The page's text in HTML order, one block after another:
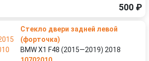
500 ₽
Стекло двери задней левой
(форточка)
BMW X1 F48 (2015—2019) 2018